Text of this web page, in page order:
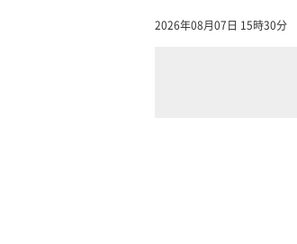
2026年08月07日 15時30分